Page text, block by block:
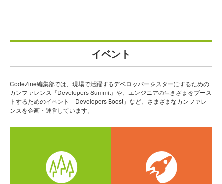
イベント
CodeZine編集部では、現場で活躍するデベロッパーをスターにするための
カンファレンス「Developers Summit」や、エンジニアの生きざまをブース
トするためのイベント「Developers Boost」など、さまざまなカンファレ
ンスを企画・運営しています。